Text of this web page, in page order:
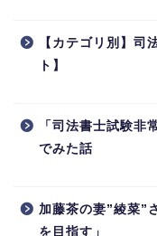
【カテゴリ別】司
ト】
「司法書士試験非
でみた話
加藤茶の妻”綾菜”
を目指す」